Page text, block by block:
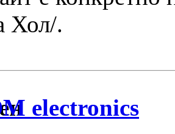
Хол/.
electronics